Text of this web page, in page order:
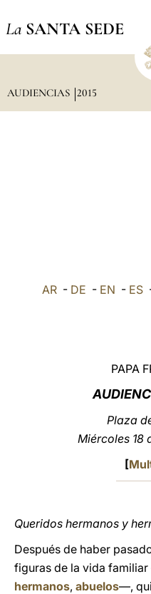
La SANTA SEDE
AUDIENCIAS 2015
AR- DE - EN - ES
PAPA
Plaza
Miércoles 18
[
Queridos hermanos y
Después de haber
figuras de la vida
hermanos, abuelos—,